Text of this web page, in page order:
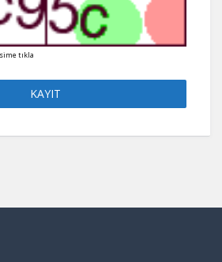
tıkla